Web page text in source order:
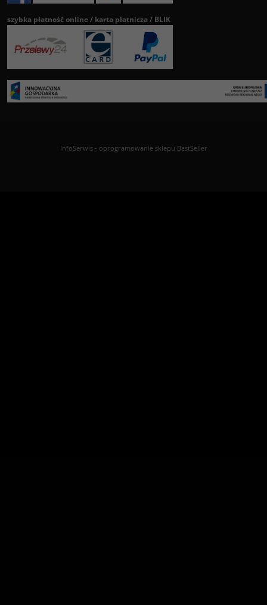
szybka płatność online / karta płatnicza / BLIK
InfoSerwis- oprogramowanie sklepu BestSeller